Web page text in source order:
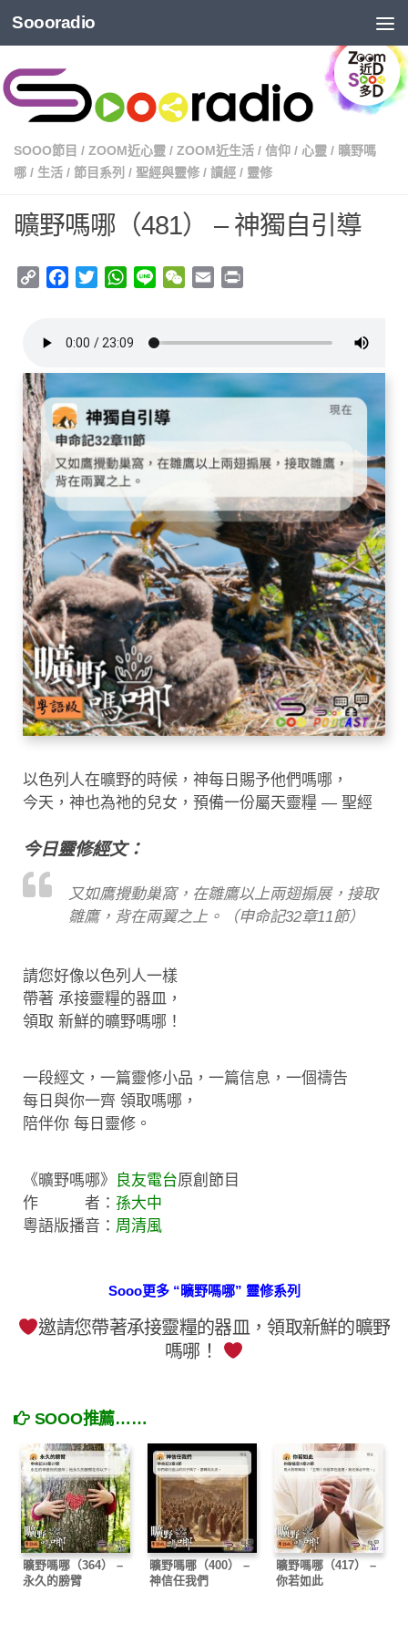
Soooradio
SOOO節目 / ZOOM近心靈 / ZOOM近生活 / 信仰 / 心靈 / 曠野嗎
哪 / 生活 / 節目系列 / 聖經與靈修 / 讀經 / 靈修
曠野嗎哪（481） – 神獨自引導
Copy
Facebook
TwitterWhatsApp
Line WeChat
Email
以色列人在曠野的時候，神每日賜予他們嗎哪，
今天，神也為祂的兒女，預備一份屬天靈糧 — 聖經
今日靈修經文：
又如鷹攪動巢窩，在雛鷹以上兩翅搧展，接取
雛鷹，背在兩翼之上。（申命記32章11節）
請您好像以色列人一樣
帶著 承接靈糧的器皿，
領取 新鮮的曠野嗎哪！
一段經文，一篇靈修小品，一篇信息，一個禱告
每日與你一齊 領取嗎哪，
陪伴你 每日靈修。
《曠野嗎哪》 良友電台原創節目
作 者： 孫大中
粵語版播音： 周清風
Sooo更多 “曠野嗎哪” 靈修系列
邀請您帶著承接靈糧的器皿，領取新鮮的曠野
嗎哪！
SOOO推薦……
曠野嗎哪（364） –
永久的膀臂
曠野嗎哪（400） –
神信任我們
曠野嗎哪（417） –
你若如此